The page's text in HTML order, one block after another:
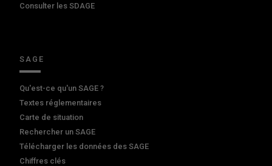
Consulter les SDAGE
SAGE
Qu'est-ce qu'un SAGE ?
Textes réglementaires
Carte de situation
Rechercher un SAGE
Télécharger les données des SAGE
Chiffres clés